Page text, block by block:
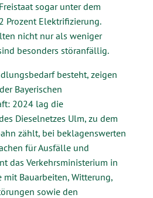
sogar unter dem
Prozent Elektrifizierung.
nicht nur als weniger
besonders störanfällig.
besteht, zeigen
Bayerischen
2024 lag die
Dieselnetzes Ulm, zu dem
zählt, bei beklagenswerten
für Ausfälle und
das Verkehrsministerium in
mit Bauarbeiten, Witterung,
sowie den